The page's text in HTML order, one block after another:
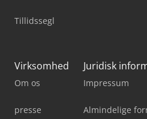
Tillidssegl
Virksomhed
Om os
presse
Juridisk
Impressum
Almindelige